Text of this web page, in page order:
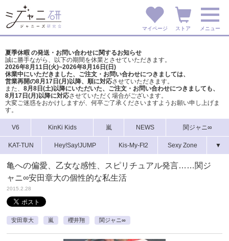
マイページ ストア メニュー
夏季休暇 の発送・お問い合わせに関するお知らせ
誠に勝手ながら、以下の期間を休業とさせていただきます。
2026年8月11日(火)~2026年8月16日(日)
休業中にいただきました、ご注文・お問い合わせにつきましては、
営業再開の8月17日(月)以降、順に対応させていただきます。
また、 8月8日(土)以降にいただいた、ご注文・ お問い合わせにつきましても、
8月17日(月)以降に対応させていただく場合がございます。
大変ご迷惑をおかけしますが、 何卒ご了承くださいますようお願い申し上げま
す。
V6 KinKi Kids 嵐 NEWS 関ジャニ∞
KAT-TUN Hey!Say!JUMP Kis-My-Ft2 Sexy Zone ▼
亀への偏愛、乙女な感性、スピリチュアル発言……関ジ
ャニ∞安田章大の個性的な私生活
2015.2.28
安田章大 嵐 櫻井翔 関ジャニ∞